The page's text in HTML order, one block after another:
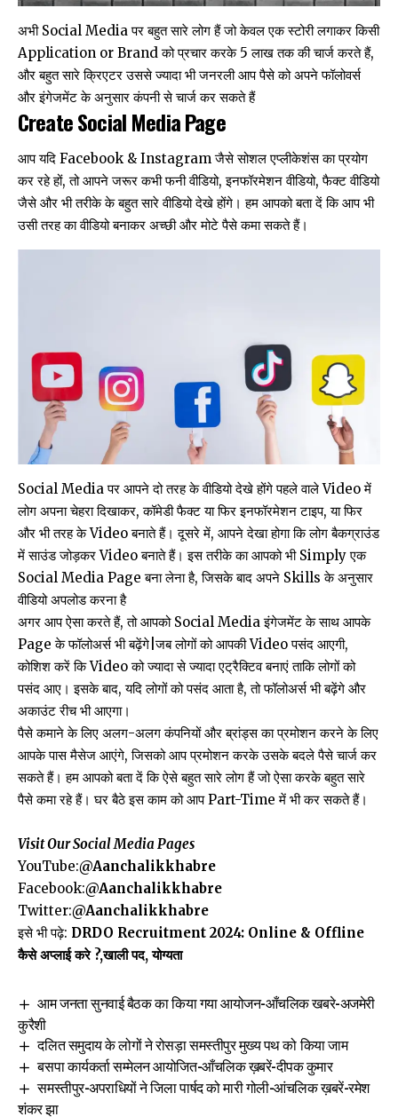
अभी Social Media पर बहुत सारे लोग हैं जो केवल एक स्टोरी लगाकर किसी
Application or Brand को प्रचार करके ₹5 लाख तक की चार्ज करते हैं,
और बहुत सारे क्रिएटर उससे ज्यादा भी जनरली आप पैसे को अपने फॉलोवर्स
और इंगेजमेंट के अनुसार कंपनी से चार्ज कर सकते हैं
Create Social Media Page
आप यदि Facebook & Instagram जैसे सोशल एप्लीकेशंस का प्रयोग
कर रहे हों, तो आपने जरूर कभी फनी वीडियो, इनफॉरमेशन वीडियो, फैक्ट वीडियो
जैसे और भी तरीके के बहुत सारे वीडियो देखे होंगे। हम आपको बता दें कि आप भी
उसी तरह का वीडियो बनाकर अच्छी और मोटे पैसे कमा सकते हैं।
Social Media पर आपने दो तरह के वीडियो देखे होंगे पहले वाले Video में
लोग अपना चेहरा दिखाकर, कॉमेडी फैक्ट या फिर इनफॉरमेशन टाइप, या फिर
और भी तरह के Video बनाते हैं। दूसरे में, आपने देखा होगा कि लोग बैकग्राउंड
में साउंड जोड़कर Video बनाते हैं। इस तरीके का आपको भी Simply एक
Social Media Page बना लेना है, जिसके बाद अपने Skills के अनुसार
वीडियो अपलोड करना है
अगर आप ऐसा करते हैं, तो आपको Social Media इंगेजमेंट के साथ आपके
Page के फॉलोअर्स भी बढ़ेंगे|जब लोगों को आपकी Video पसंद आएगी,
कोशिश करें कि Video को ज्यादा से ज्यादा एट्रैक्टिव बनाएं ताकि लोगों को
पसंद आए। इसके बाद, यदि लोगों को पसंद आता है, तो फॉलोअर्स भी बढ़ेंगे और
अकाउंट रीच भी आएगा।
पैसे कमाने के लिए अलग-अलग कंपनियों और ब्रांड्स का प्रमोशन करने के लिए
आपके पास मैसेज आएंगे, जिसको आप प्रमोशन करके उसके बदले पैसे चार्ज कर
सकते हैं। हम आपको बता दें कि ऐसे बहुत सारे लोग हैं जो ऐसा करके बहुत सारे
पैसे कमा रहे हैं। घर बैठे इस काम को आप Part-Time में भी कर सकते हैं।
Visit Our Social Media Pages
YouTube:@Aanchalikkhabre
Facebook:@Aanchalikkhabre
Twitter:@Aanchalikkhabre
इसे भी पढ़े: DRDO Recruitment 2024: Online & Offline
कैसे अप्लाई करे ?,खाली पद, योग्यता
आम जनता सुनवाई बैठक का किया गया आयोजन-आँचलिक खबरे-अजमेरी
कुरैशी
दलित समुदाय के लोगों ने रोसड़ा समस्तीपुर मुख्य पथ को किया जाम
बसपा कार्यकर्ता सम्मेलन आयोजित-आँचलिक ख़बरें-दीपक कुमार
समस्तीपुर-अपराधियों ने जिला पार्षद को मारी गोली-आंचलिक ख़बरें-रमेश
शंकर झा